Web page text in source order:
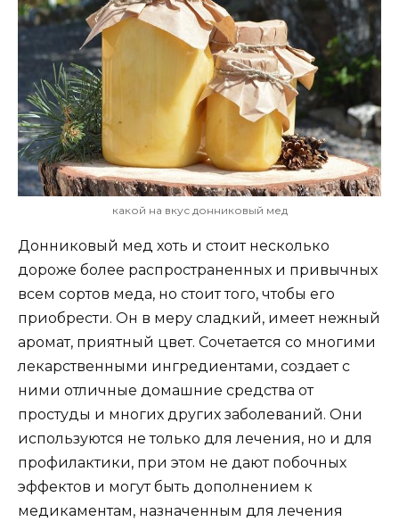
какой на вкус донниковый мед
Донниковый мед хоть и стоит несколько
дороже более распространенных и привычных
всем сортов меда, но стоит того, чтобы его
приобрести. Он в меру сладкий, имеет нежный
аромат, приятный цвет. Сочетается со многими
лекарственными ингредиентами, создает с
ними отличные домашние средства от
простуды и многих других заболеваний. Они
используются не только для лечения, но и для
профилактики, при этом не дают побочных
эффектов и могут быть дополнением к
медикаментам, назначенным для лечения